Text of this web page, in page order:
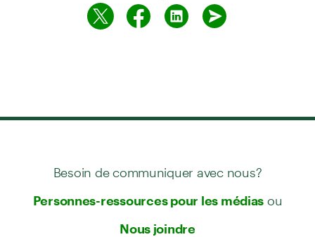
Besoin de communiquer avec nous?
Personnes-ressources pour les médias ou
Nous joindre